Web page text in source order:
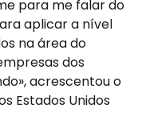
para me falar do
aplicar a nível
na área do
dos
acrescentou o
Estados Unidos